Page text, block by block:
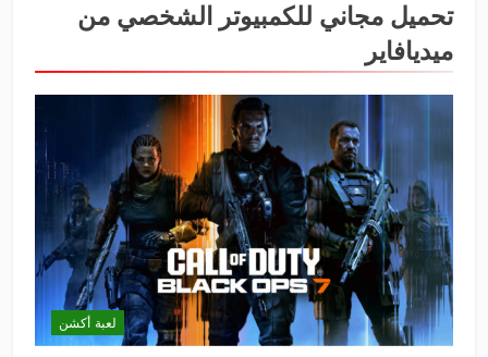
تحميل مجاني للكمبيوتر الشخصي من
ميديافاير
لعبة أكشن